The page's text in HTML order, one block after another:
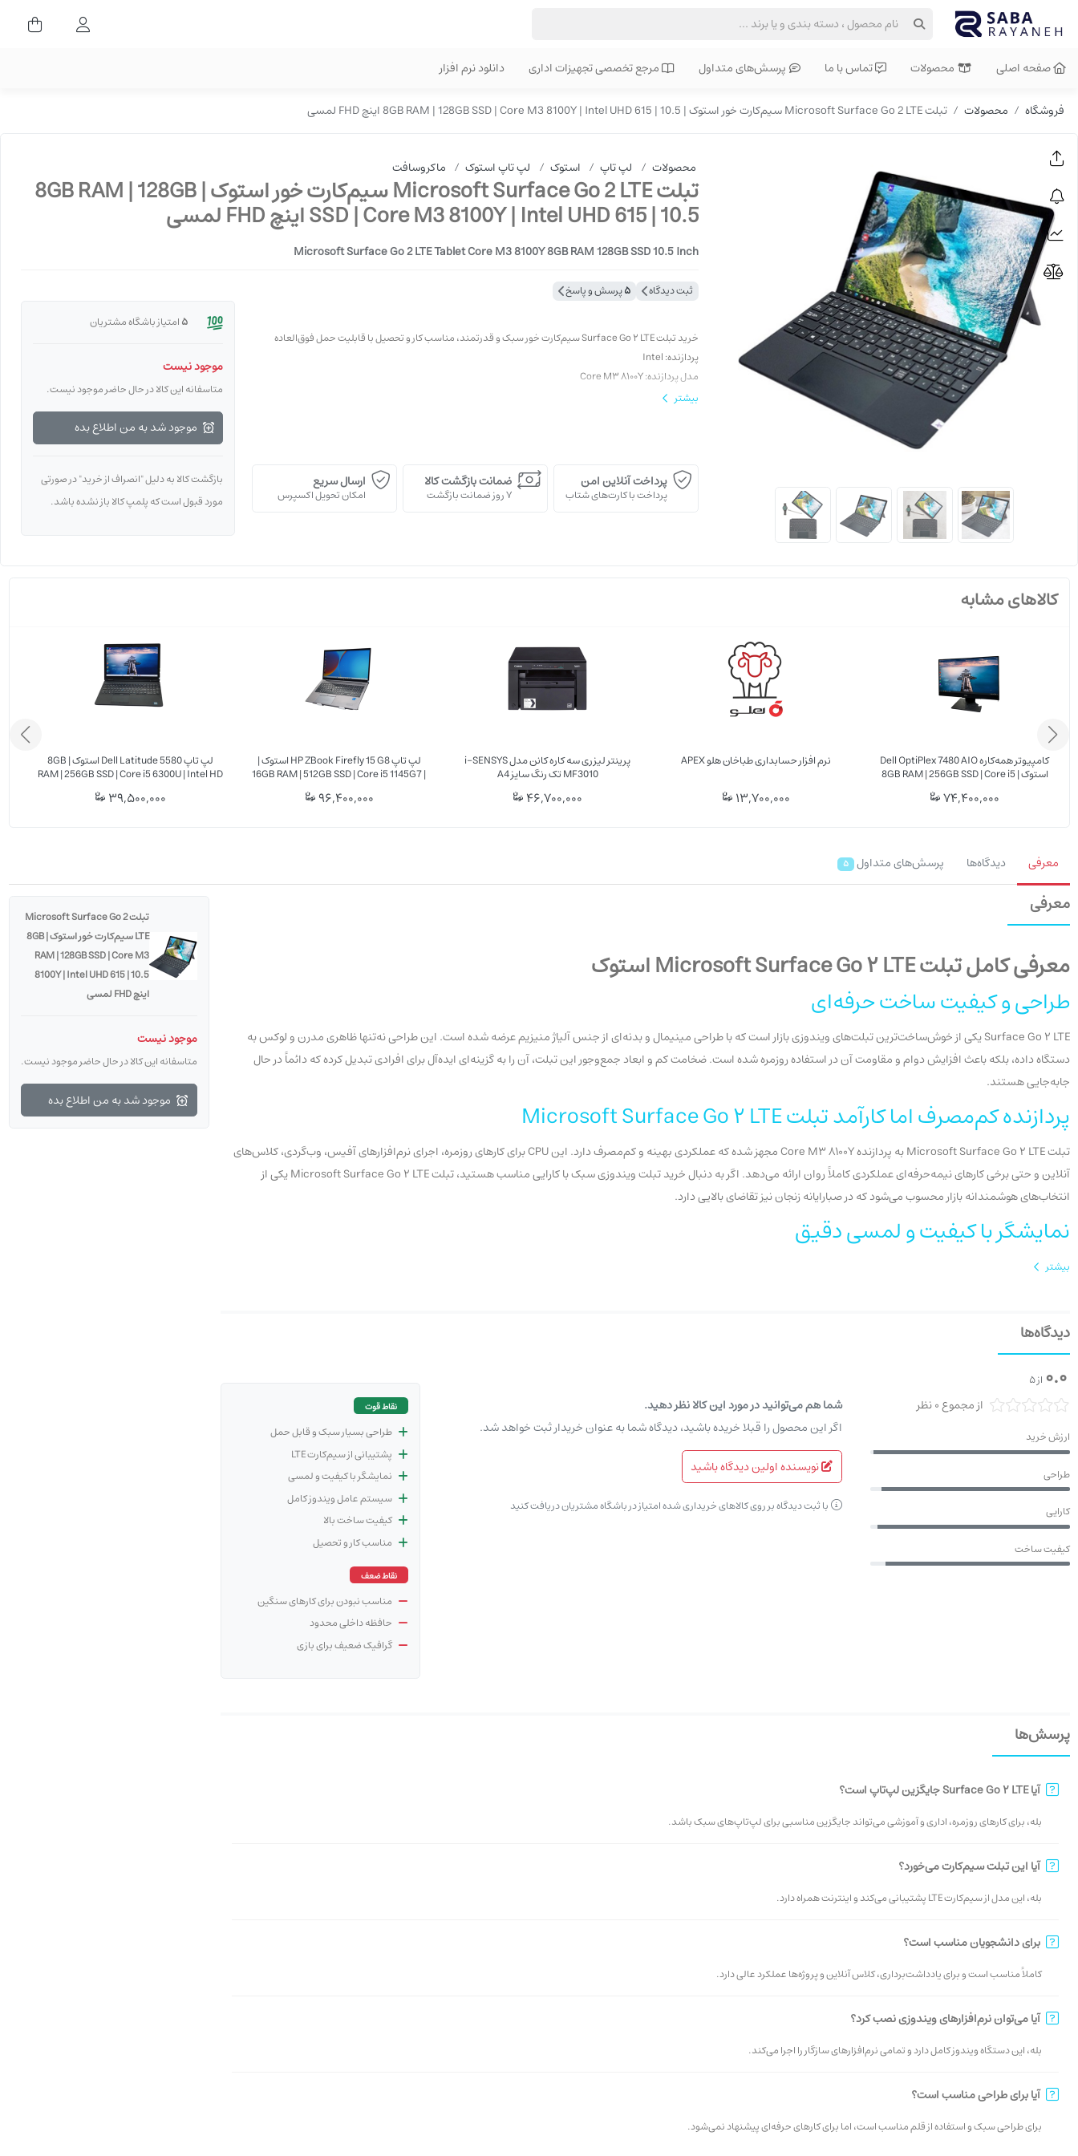
ورود کاربران
صفحه اصلی
محصولات تماس با ما پرسش‌های متداول مرجع تخصصی تجهیزات اداری دانلود نرم افزار
فروشگاه محصولات تبلت Microsoft Surface Go 2 LTE سیم‌کارت خور استوک | 8GB RAM | 128GB SSD | Core M3 8100Y | Intel UHD 615 | 10.5 اینچ FHD لمسی
محصولات / لپ تاپ / استوک / لپ تاپ استوک / ماکروسافت
تبلت Microsoft Surface Go 2 LTE سیم‌کارت خور استوک | 8GB RAM | 128GB
SSD | Core M3 8100Y | Intel UHD 615 | 10.5 اینچ FHD لمسی
Microsoft Surface Go 2 LTE Tablet Core M3 8100Y 8GB RAM 128GB SSD 10.5 Inch
ثبت دیدگاه 5پرسش و پاسخ
خرید تبلت Surface Go 2 LTE سیم‌کارت خور سبک و قدرتمند، مناسب کار و تحصیل با قابلیت حمل فوق‌العاده
پردازنده: Intel
مدل پردازنده: Core M3 8100Y
حافظه رم: 8GB DDR4
مدل پردازنده گرافیکی: Intel UHD 615
بیشتر
پرداخت آنلاین امن
پرداخت با کارت‌های شتاب
ضمانت بازگشت کالا
7 روز ضمانت بازگشت
ارسال سریع
اﻣﮑﺎن ﺗﺤﻮﯾﻞ اﮐﺴﭙﺮس
5امتیاز باشگاه مشتریان
موجود نیست
متاسفانه این کالا در حال حاضر موجود نیست.
موجود شد به من اطلاع بده
بازگشت کالا به دلیل "انصراف از خرید" در صورتی
مورد قبول است که پلمپ کالا باز نشده باشد.
کالاهای مشابه
کامپیوتر همه‌کاره Dell OptiPlex 7480 AIO
استوک | 8GB RAM | 256GB SSD | Core i5
10500T | Intel UHD 630 | 23.8" FHD
74,400,000
نرم افزار حسابداری طباخان هلو APEX
13,700,000
پرینتر لیزری سه کاره کانن مدل i-SENSYS
MF3010 تک رنگ سایز A4
46,700,000
لپ تاپ HP ZBook Firefly 15 G8 استوک |
16GB RAM | 512GB SSD | Core i5 1145G7 |
4GB Nvidia T500
96,400,000
لپ تاپ Dell Latitude 5580 استوک | 8GB
RAM | 256GB SSD | Core i5 6300U | Intel HD
520 | 15.6" FHD
39,500,000
معرفی دیدگاه‌ها پرسش‌های متداول 5
معرفی
معرفی کامل تبلت Microsoft Surface Go 2 LTE استوک
طراحی و کیفیت ساخت حرفه‌ای
Surface Go 2 LTE یکی از خوش‌ساخت‌ترین تبلت‌های ویندوزی بازار است که با طراحی مینیمال و بدنه‌ای از جنس آلیاژ منیزیم عرضه شده است. این طراحی نه‌تنها ظاهری مدرن و لوکس به
دستگاه داده، بلکه باعث افزایش دوام و مقاومت آن در استفاده روزمره شده است. ضخامت کم و ابعاد جمع‌وجور این تبلت، آن را به گزینه‌ای ایده‌آل برای افرادی تبدیل کرده که دائماً در حال
جابه‌جایی هستند.
پردازنده کم‌مصرف اما کارآمد تبلت Microsoft Surface Go 2 LTE
تبلت Microsoft Surface Go 2 LTE به پردازنده Core M3 8100Y مجهز شده که عملکردی بهینه و کم‌مصرف دارد. این CPU برای کارهای روزمره، اجرای نرم‌افزارهای آفیس، وب‌گردی، کلاس‌های
آنلاین و حتی برخی کارهای نیمه‌حرفه‌ای عملکردی کاملاً روان ارائه می‌دهد. اگر به دنبال خرید تبلت ویندوزی سبک با کارایی مناسب هستید، تبلت Microsoft Surface Go 2 LTE یکی از
انتخاب‌های هوشمندانه بازار محسوب می‌شود که در صبارایانه زنجان نیز تقاضای بالایی دارد.
نمایشگر با کیفیت و لمسی دقیق
عملکرد گرافیکی برای کاربری روزمره
پردازنده گرافیکی Intel UHD 615 برای کارهای گرافیکی سبک، تماشای ویدیوهای باکیفیت و اجرای نرم‌افزارهای سبک طراحی مناسب است. اگرچه این تبلت برای بازی‌های سنگین طراحی نشده،
تجربه کاربری و سیستم عامل
بیشتر
دیدگاه‌ها
0.0 از 5
از مجموع 0 نظر
ارزش خرید
طراحی
کارایی
کیفیت ساخت
شما هم می‌توانید در مورد این کالا نظر دهید.
اگر این محصول را قبلا خریده باشید، دیدگاه شما به عنوان خریدار ثبت خواهد شد.
نویسنده اولین دیدگاه باشید
با ثبت دیدگاه بر روی کالاهای خریداری شده امتیاز در باشگاه مشتریان دریافت کنید
نقاط قوت
طراحی بسیار سبک و قابل حمل
پشتیبانی از سیم‌کارت LTE
نمایشگر با کیفیت و لمسی
سیستم عامل ویندوز کامل
کیفیت ساخت بالا
مناسب کار و تحصیل
نقاط ضعف
مناسب نبودن برای کارهای سنگین
حافظه داخلی محدود
گرافیک ضعیف برای بازی
پرسش‌ها
آیا Surface Go 2 LTE جایگزین لپ‌تاپ است؟
بله، برای کارهای روزمره، اداری و آموزشی می‌تواند جایگزین مناسبی برای لپ‌تاپ‌های سبک باشد.
آیا این تبلت سیم‌کارت می‌خورد؟
بله، این مدل از سیم‌کارت LTE پشتیبانی می‌کند و اینترنت همراه دارد.
برای دانشجویان مناسب است؟
کاملاً مناسب است و برای یادداشت‌برداری، کلاس آنلاین و پروژه‌ها عملکرد عالی دارد.
آیا می‌توان نرم‌افزارهای ویندوزی نصب کرد؟
بله، این دستگاه ویندوز کامل دارد و تمامی نرم‌افزارهای سازگار را اجرا می‌کند.
آیا برای طراحی مناسب است؟
برای طراحی سبک و استفاده از قلم مناسب است، اما برای کارهای حرفه‌ای پیشنهاد نمی‌شود.
تبلت Microsoft Surface Go 2
LTE سیم‌کارت خور استوک | 8GB
RAM | 128GB SSD | Core M3
8100Y | Intel UHD 615 | 10.5
اینچ FHD لمسی
موجود نیست
متاسفانه این کالا در حال حاضر موجود نیست.
موجود شد به من اطلاع بده